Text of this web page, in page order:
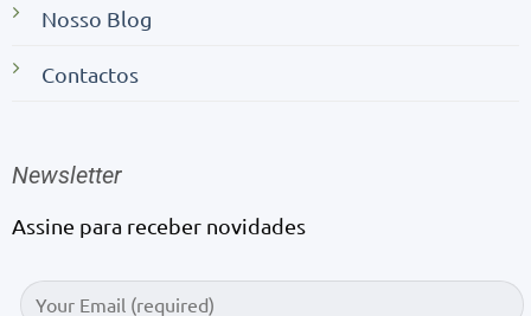
Nosso Blog
Contactos
Newsletter
Assine para receber novidades